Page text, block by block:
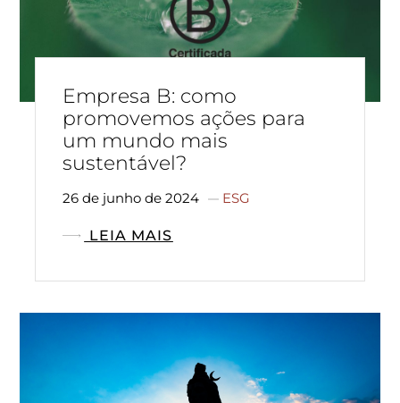
Empresa B: como
promovemos ações para
um mundo mais
sustentável?
26 de junho de 2024 ESG
LEIA MAIS